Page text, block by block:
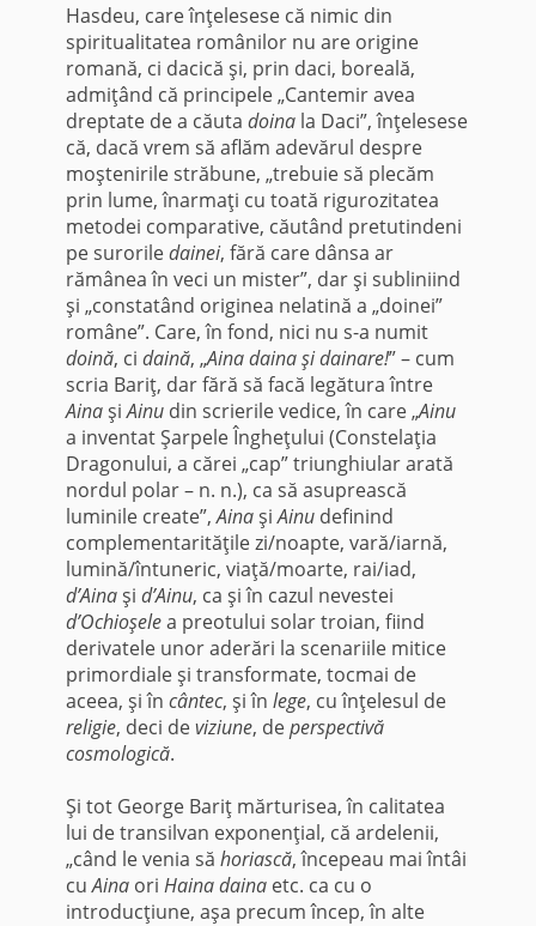
Hasdeu, care înţelesese că nimic din
spiritualitatea românilor nu are origine
romană, ci dacică şi, prin daci, boreală,
admiţând că principele „Cantemir avea
dreptate de a căuta doinala Daci”, înţelesese
că, dacă vrem să aflăm adevărul despre
moştenirile străbune, „trebuie să plecăm
prin lume, înarmaţi cu toată rigurozitatea
metodei comparative, căutând pretutindeni
pe suroriledainei, fără care dânsa ar
rămânea în veci un mister”, dar şi subliniind
şi „constatând ori­ginea nelatină a „doinei”
române”. Care, în fond, nici nu s-a numit
doină, ci daină, „Aina daina şi dainare!” – cum
scria Bariţ, dar fără să facă legătura între
AinaşiAinudin scrierile vedice, în care „Ainu
a inventat Şarpele Îngheţului (Constelaţia
Dragonului, a cărei „cap” triunghiular arată
nordul polar – n. n.), ca să asuprească
luminile create”,AinaşiAinu definind
complementarităţile zi/noapte, vară/iarnă,
lumină/întuneric, viaţă/moarte, rai/iad,
d’Ainaşi d’Ainu, ca şi în cazul nevestei
d’Ochioşelea preotului solar troian, fiind
derivatele unor aderări la scenariile mitice
primordiale şi transformate, tocmai de
aceea, şi în cântec, şi în lege, cu înţelesul de
religie, deci deviziune, deperspectivă
cosmologică.
Şi tot George Bariţ mărturisea, în calitatea
lui de transilvan exponenţial, că ardelenii,
„când le venia să horiască, începeau mai întâi
cuAinaori Haina dainaetc. ca cu o
introducţiune, aşa precum încep, în alte